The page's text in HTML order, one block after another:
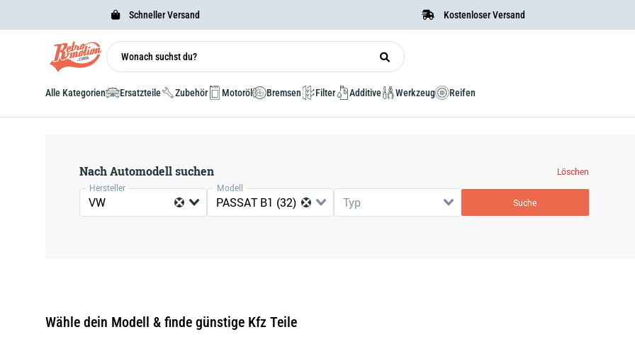
Schneller Versand Kostenloser Versand
Alle Kategorien Ersatzteile Zubehör Motoröl Bremsen Filter Additive Werkzeug Reifen
Nach Automodell suchen
Löschen
Hersteller
VW
Modell
PASSAT B1 (32) Typ Suche
Wähle dein Modell & finde günstige Kfz Teile